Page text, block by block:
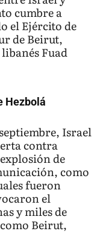
cumbre a
el Ejército de
de Beirut,
Fuad
Hezbolá
Israel
contra
de
como
fueron
el
y miles de
Beirut,